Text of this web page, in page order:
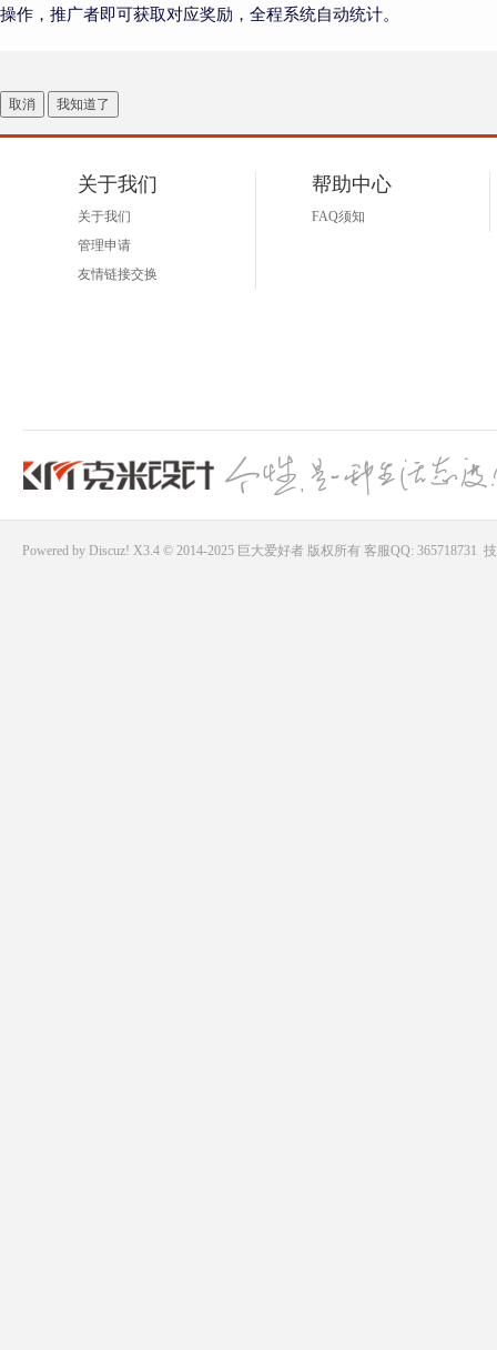
操作，推广者即可获取对应奖励，全程系统自动统计。
取消 我知道了
关于我们
关于我们
管理申请
友情链接交换
帮助中心
FAQ须知
Powered by Discuz! X3.4 © 2014-2025 巨大爱好者版权所有 客服QQ: 365718731